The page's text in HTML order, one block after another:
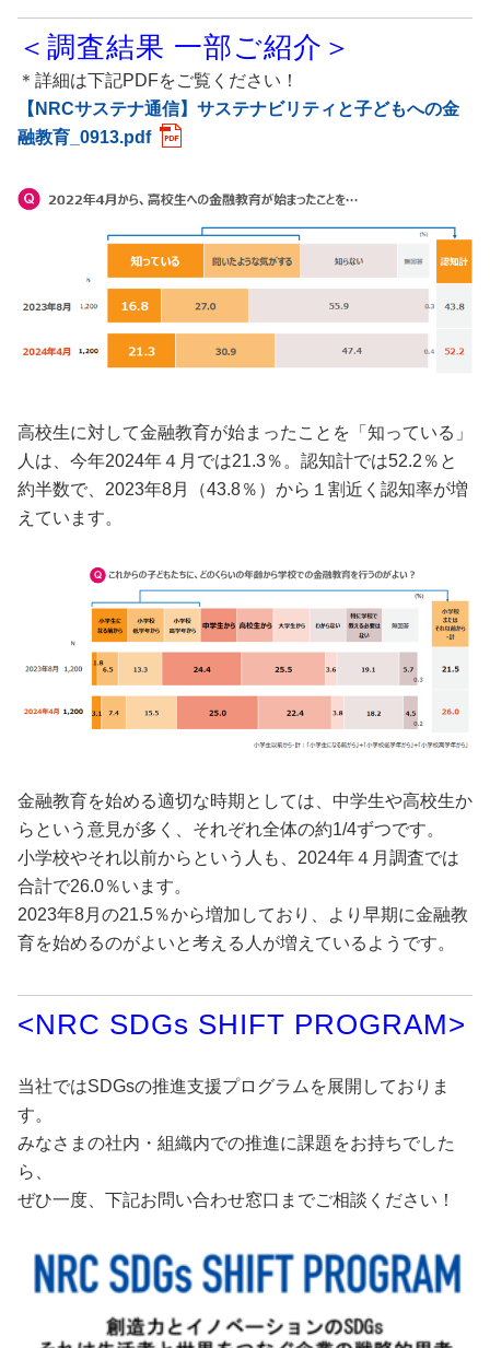
＜調査結果 一部ご紹介＞
＊詳細は下記PDFをご覧ください！
【NRCサステナ通信】サステナビリティと子どもへの金
融教育_0913.pdf
高校生に対して金融教育が始まったことを「知っている」
人は、今年2024年４月では21.3％。認知計では52.2％と
約半数で、2023年8月（43.8％）から１割近く認知率が増
えています。
金融教育を始める適切な時期としては、中学生や高校生か
らという意見が多く、それぞれ全体の約1/4ずつです。
小学校やそれ以前からという人も、2024年４月調査では
合計で26.0％います。
2023年8月の21.5％から増加しており、より早期に金融教
育を始めるのがよいと考える人が増えているようです。
<NRC SDGs SHIFT PROGRAM>
当社ではSDGsの推進支援プログラムを展開しておりま
す。
みなさまの社内・組織内での推進に課題をお持ちでした
ら、
ぜひ一度、下記お問い合わせ窓口までご相談ください！